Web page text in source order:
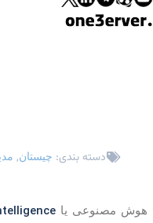
دسته بندی: چیستان,
هوش مصنوعی یا